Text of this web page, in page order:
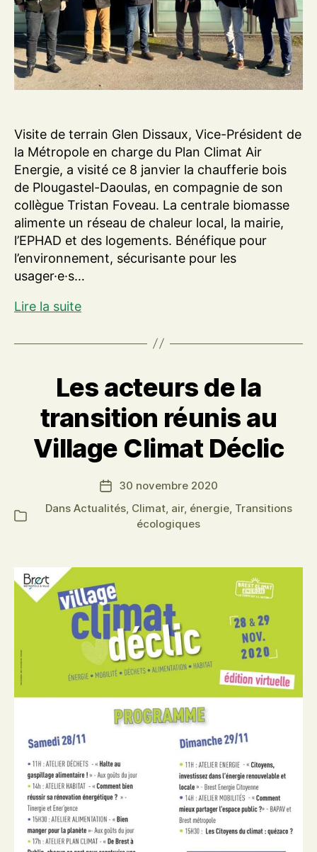
Visite de terrain Glen Dissaux, Vice-Président de
la Métropole en charge du Plan Climat Air
Energie, a visité ce 8 janvier la chaufferie bois
de Plougastel-Daoulas, en compagnie de son
collègue Tristan Foveau. La centrale biomasse
alimente un réseau de chaleur local, la mairie,
l’EPHAD et des logements. Bénéfique pour
l’environnement, sécurisante pour les
usager·e·s…
Lire la suiteVisite
la
de
Plougastel-
Daoulas
Les acteurs de la
transition réunis au
Village Climat Déclic
Date
de
l’article
30 novembre 2020
Catégories
Dans Actualités, Climat, air, énergie, Transitions
écologiques